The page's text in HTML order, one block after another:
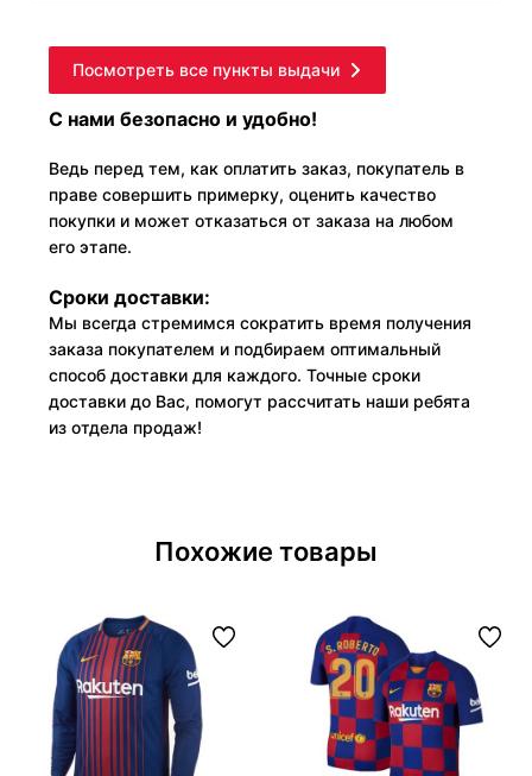
Посмотреть все пункты выдачи
С нами безопасно и удобно!
Ведь перед тем, как оплатить заказ, покупатель в
праве совершить примерку, оценить качество
покупки и может отказаться от заказа на любом
его этапе.
Сроки доставки:
Мы всегда стремимся сократить время получения
заказа покупателем и подбираем оптимальный
способ доставки для каждого. Точные сроки
доставки до Вас, помогут рассчитать наши ребята
из отдела продаж!
Похожие товары